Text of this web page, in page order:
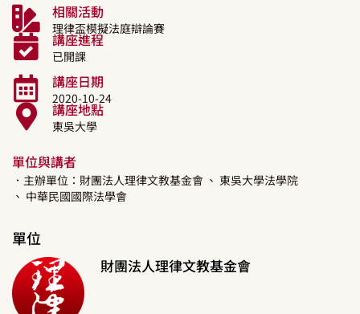
相關活動
理律盃模擬法庭辯論賽
講座進程
已開課
講座日期
2020-10-24
講座地點
東吳大學
單位與講者
．主辦單位：財團法人理律文教基金會 、 東吳大學法學院
、 中華民國國際法學會
單位
財團法人理律文教基金會